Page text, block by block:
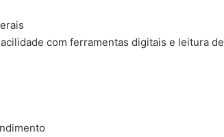
com ferramentas digitais e leitura de